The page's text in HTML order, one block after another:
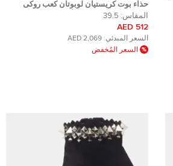
حذاء بوت كريستيان لوبوتان كعب روكى
جانيت جلد ثعبان وشبك أسود مقاس 36
المقاس: 39.5
512 AED
السعر المبدئي: 2,069 AED
السعر المُخفض